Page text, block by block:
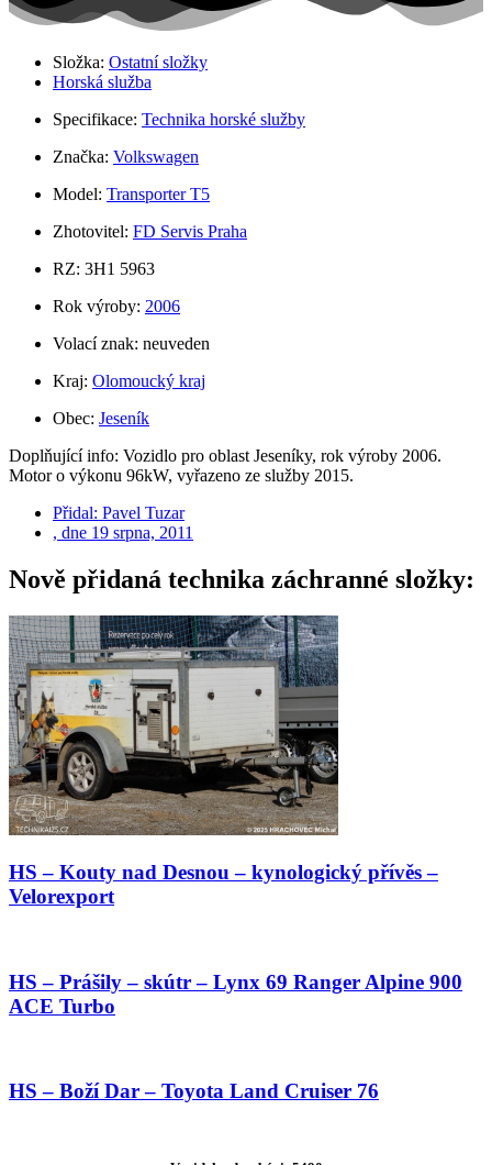
Složka: Ostatní složky
Horská služba
Specifikace: Technika horské služby
Značka: Volkswagen
Model: Transporter T5
Zhotovitel: FD Servis Praha
RZ: 3H1 5963
Rok výroby: 2006
Volací znak: neuveden
Kraj: Olomoucký kraj
Obec: Jeseník
Doplňující info: Vozidlo pro oblast Jeseníky, rok výroby 2006.
Motor o výkonu 96kW, vyřazeno ze služby 2015.
Přidal: Pavel Tuzar
, dne 19 srpna, 2011
Nově přidaná technika záchranné složky:
HS – Kouty nad Desnou – kynologický přívěs –
Velorexport
HS – Prášily – skútr – Lynx 69 Ranger Alpine 900
ACE Turbo
HS – Boží Dar – Toyota Land Cruiser 76